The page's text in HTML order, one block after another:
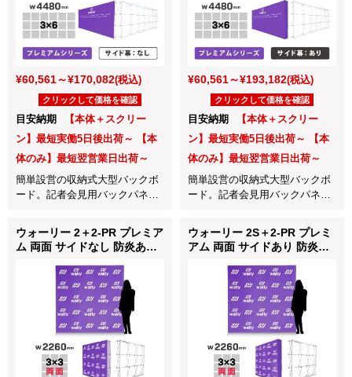
¥60,561～¥170,082(税込)
クリックして価格を確認
目安納期
【本体＋スクリー
ン】最短実働5日後出荷～ 【本
体のみ】最短翌営業日出荷～
簡単設営の収納式大型バックボ
ード。記者会見用バックパネル
¥60,561～¥193,182(税込)
クリックして価格を確認
目安納期
【本体＋スクリー
ン】最短実働5日後出荷～ 【本
体のみ】最短翌営業日出荷～
簡単設営の収納式大型バックボ
ード。記者会見用バックパネル
ウォーリー 2＋2-PR プレミア
ム 両面 サイドなし 防炎あり
ウォーリー 2S＋2-PR プレミ
アム 両面 サイドあり 防炎あ